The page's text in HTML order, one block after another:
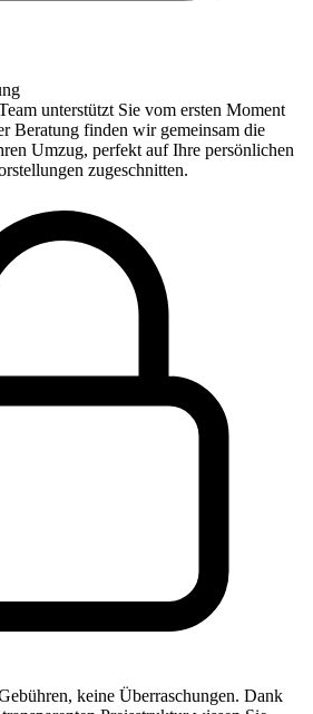
unterstützt Sie vom ersten Moment
Beratung finden wir gemeinsam die
Umzug, perfekt auf Ihre persönlichen
zugeschnitten.
keine Überraschungen. Dank